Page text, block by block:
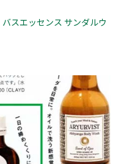
バスエッセンス サンダルウ